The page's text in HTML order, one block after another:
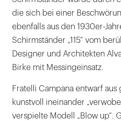
die sich bei einer
ebenfalls aus den 1930er-
Schirmständer „115“ vom
Designer und Architekten
Birke mit Messingeinsatz.
Fratelli Campana entwarf
kunstvoll ineinander
verspielte Modell „Blow up“.